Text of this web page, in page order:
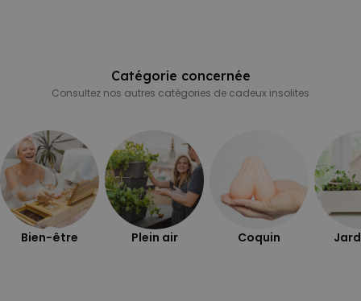
Catégorie concernée
Consultez nos autres catégories de cadeux insolites
Bien-être Plein air Coquin